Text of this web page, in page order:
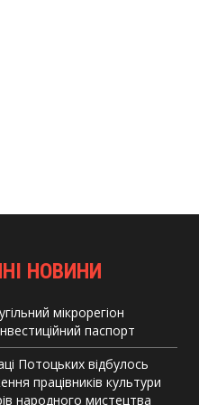
НОВИНИ
мікрорегіон
паспорт
Потоцьких відбулось
працівників культури
народного мистецтва